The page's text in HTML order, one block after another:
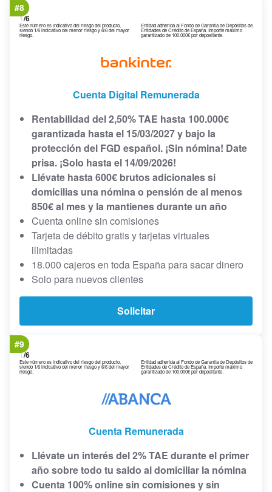
1/6
Este número es indicativo del riesgo del producto,
siendo 1/6 indicativo del menor riesgo y 6/6 del mayor
riesgo.
Entidad adherida al Fondo de Garantía de Depósitos de
Entidades de Crédito de España. Importe máximo
garantizado de 100.000€ por depositante.
#8
Cuenta Digital Remunerada
Rentabilidad del 2,50% TAE hasta 100.000€
garantizada hasta el 15/03/2027 y bajo la
protección del FGD español. ¡Sin nómina! Date
prisa. ¡Solo hasta el 14/09/2026!
Llévate hasta 600€ brutos adicionales si
domicilias una nómina o pensión de al menos
850€ al mes y la mantienes durante un año
Cuenta online sin comisiones
Tarjeta de débito gratis y tarjetas virtuales
ilimitadas
18.000 cajeros en toda España para sacar dinero
Solo para nuevos clientes
Solicitar
1/6
Este número es indicativo del riesgo del producto,
siendo 1/6 indicativo del menor riesgo y 6/6 del mayor
riesgo.
Entidad adherida al Fondo de Garantía de Depósitos de
Entidades de Crédito de España. Importe máximo
garantizado de 100.000€ por depositante.
#9
Cuenta Remunerada
Llévate un interés del 2% TAE durante el primer
año sobre todo tu saldo al domiciliar la nómina
Cuenta 100% online sin comisiones y sin